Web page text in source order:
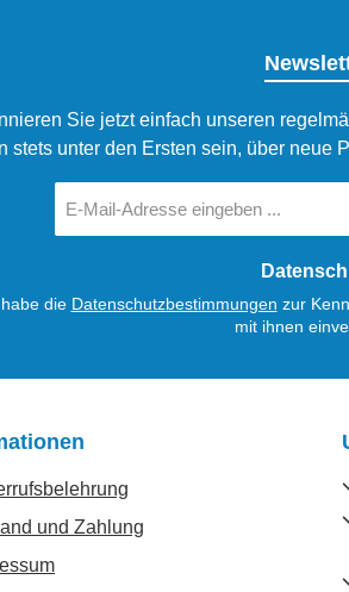
Sie jetzt einfach unseren
stets unter den Ersten sein, über neue
Mail-
die Datenschutzbestimmungen zur
mit ihnen
und Zahlung